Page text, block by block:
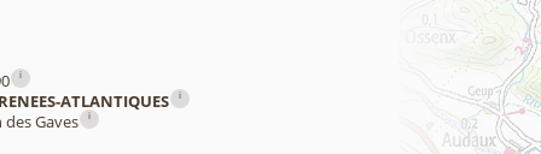
i
ATLANTIQUES i
des Gaves i